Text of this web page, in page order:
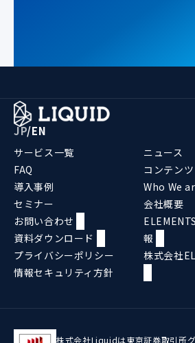
JP/EN
サービス一覧
FAQ
導入事例
セミナー
ニュース
コンテンツ
Who We
会社概要
お問い合わせ
資料ダウンロード
プライバシーポリシー
情報セキュリティ方針
報
株式会社
株式会社Liquidは東京証券取引所